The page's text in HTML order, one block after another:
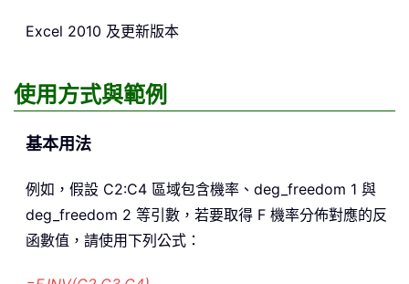
Excel 2010 及更新版本
使用方式與範例
基本用法
例如，假設 C2:C4 區域包含機率、deg_freedom 1 與
deg_freedom 2 等引數，若要取得 F 機率分佈對應的反
函數值，請使用下列公式：